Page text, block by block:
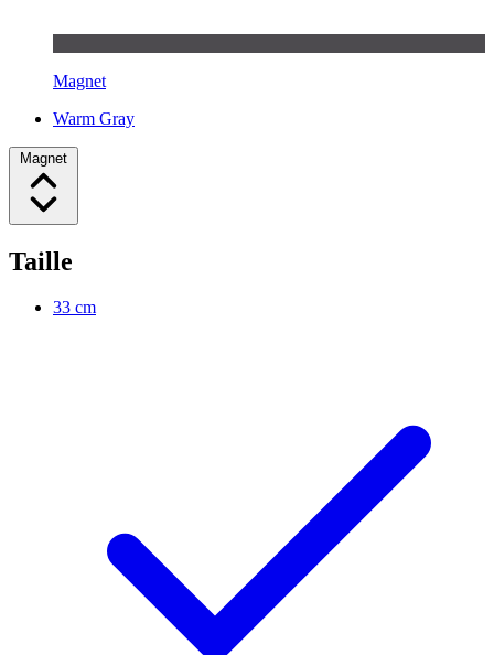
Magnet
Warm Gray
Magnet
Taille
33 cm